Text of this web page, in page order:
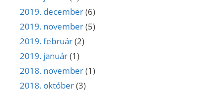
2019. december(6)
2019. november(5)
2019. február(2)
2019. január(1)
2018. november(1)
2018. október(3)